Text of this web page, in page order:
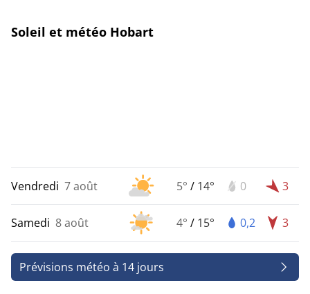
Soleil et météo Hobart
Vendredi 7 août 5° / 14° 0 3
Samedi 8 août 4° / 15° 0,2 3
Prévisions météo à 14 jours